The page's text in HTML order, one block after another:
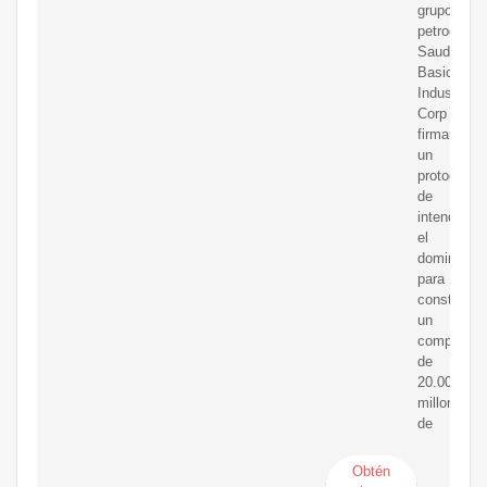
grupo
Saudi
Basic
Industries
Corp
firmaron
un
protocolo
de
el
domingo
para
construir
un
complejo
de
20.000
millones
de
Obtén